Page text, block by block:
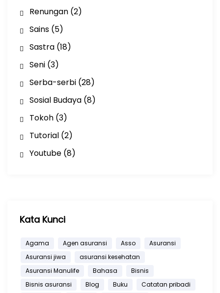
Renungan(2)
Sains(5)
Sastra(18)
Seni(3)
Serba-serbi(28)
Sosial Budaya(8)
Tokoh(3)
Tutorial(2)
Youtube(8)
Kata Kunci
Agama Agen asuransi Asso
Asuransi
Asuransi jiwa
asuransi kesehatan
Asuransi Manulife
Bahasa
Bisnis
Bisnis asuransi
Blog Buku
Catatan pribadi